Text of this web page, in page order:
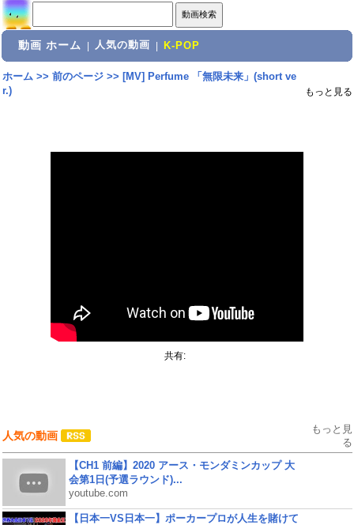
動画 ホーム 人気の動画 K-POP
ホーム>> 前のページ>> [MV] Perfume 「無限未来」(short ve
r.)
もっと見る
共有:
人気の動画
もっと見
る
【CH1 前編】2020 アース・モンダミンカップ 大
会第1日(予選ラウンド)...
youtube.com
【日本一VS日本一】ポーカープロが人生を賭けて